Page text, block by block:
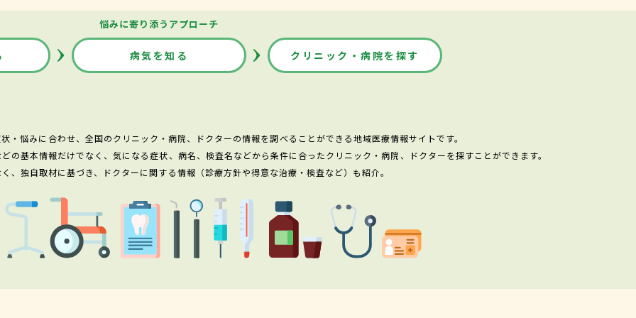
悩みに寄り添うアプローチ
病気を知る クリニック・病院を探す
・悩みに合わせ、全国のクリニック・病院、ドクターの情報を調べることができる地域医療情報サイトです。
の基本情報だけでなく、気になる症状、病名、検査名などから条件に合ったクリニック・病院、ドクターを探すことができます。
、独自取材に基づき、ドクターに関する情報（診療方針や得意な治療・検査など）も紹介。